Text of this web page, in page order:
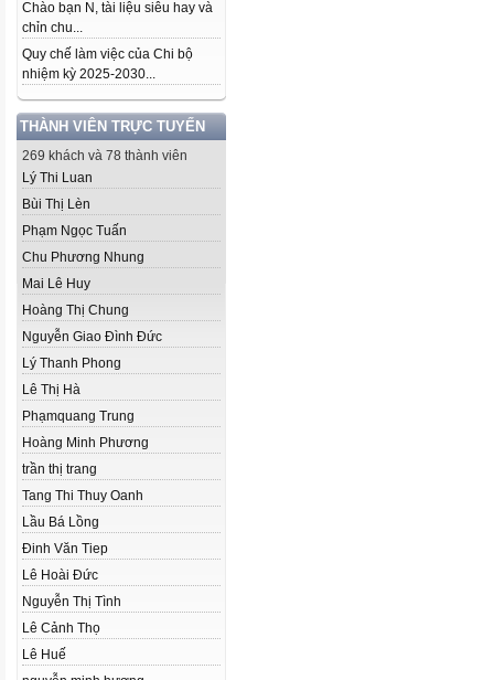
Chào bạn N, tài liệu siêu hay và
chỉn chu...
Quy chế làm việc của Chi bộ
nhiệm kỳ 2025-2030...
THÀNH VIÊN TRỰC TUYẾN
269 khách và 78 thành viên
Lý Thi Luan
Bùi Thị Lèn
Phạm Ngọc Tuấn
Chu Phương Nhung
Mai Lê Huy
Hoàng Thị Chung
Nguyễn Giao Đình Đức
Lý Thanh Phong
Lê Thị Hà
Phạmquang Trung
Hoàng Minh Phương
trần thị trang
Tang Thi Thuy Oanh
Lầu Bá Lồng
Đinh Văn Tiep
Lê Hoài Đức
Nguyễn Thị Tình
Lê Cảnh Thọ
Lê Huế